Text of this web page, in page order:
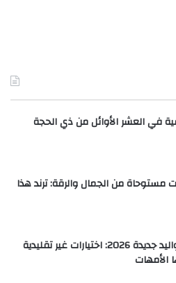
في العشر الأوائل من ذي الحجة
مستوحاة من الجمال والرقة: ترند هذا
أسماء مواليد جديدة 2026: اختيارات غير تقليدية